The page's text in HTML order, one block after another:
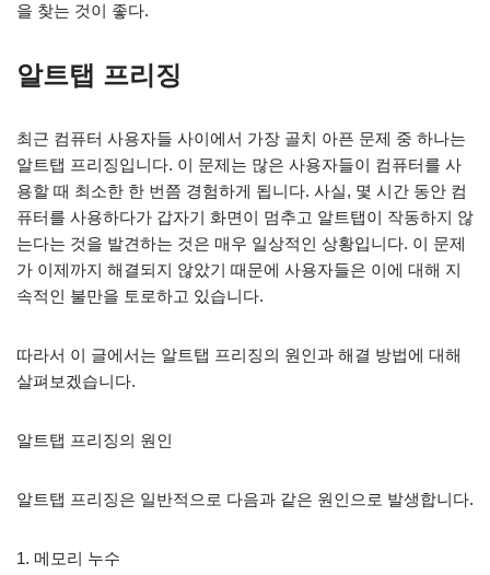
을 찾는 것이 좋다.
알트탭 프리징
최근 컴퓨터 사용자들 사이에서 가장 골치 아픈 문제 중 하나는
알트탭 프리징입니다. 이 문제는 많은 사용자들이 컴퓨터를 사
용할 때 최소한 한 번쯤 경험하게 됩니다. 사실, 몇 시간 동안 컴
퓨터를 사용하다가 갑자기 화면이 멈추고 알트탭이 작동하지 않
는다는 것을 발견하는 것은 매우 일상적인 상황입니다. 이 문제
가 이제까지 해결되지 않았기 때문에 사용자들은 이에 대해 지
속적인 불만을 토로하고 있습니다.
따라서 이 글에서는 알트탭 프리징의 원인과 해결 방법에 대해
살펴보겠습니다.
알트탭 프리징의 원인
알트탭 프리징은 일반적으로 다음과 같은 원인으로 발생합니다.
1. 메모리 누수